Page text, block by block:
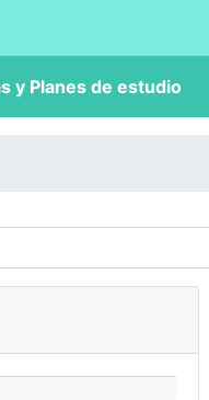
y Planes de estudio